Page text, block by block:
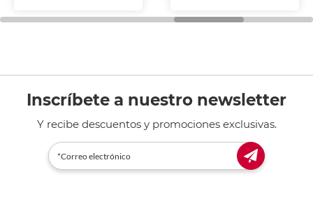
general de oficina.
Inscríbete a nuestro newsletter
Y recibe descuentos y promociones exclusivas.